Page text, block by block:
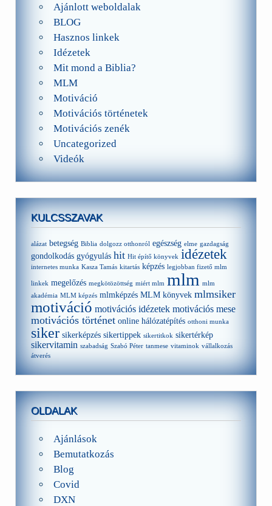
Ajánlott weboldalak
BLOG
Hasznos linkek
Idézetek
Mit mond a Biblia?
MLM
Motiváció
Motivációs történetek
Motivációs zenék
Uncategorized
Videók
KULCSSZAVAK
alázat betegség Biblia dolgozz otthonról egészség elme gazdagság
gondolkodás gyógyulás hit Hit építő könyvek idézetek
internetes munka Kasza Tamás kitartás képzés legjobban fizető mlm
linkek megelőzés megkötözöttség miért mlm mlm mlm
akadémia MLM képzés mlmképzés MLM könyvek mlmsiker
motiváció motivációs idézetek motivációs mese
motivációs történet online hálózatépítés otthoni munka
siker sikerképzés sikertippek sikertitkok sikertérkép
sikervitamin szabadság Szabó Péter tanmese vitaminok vállalkozás
átverés
OLDALAK
Ajánlások
Bemutatkozás
Blog
Covid
DXN